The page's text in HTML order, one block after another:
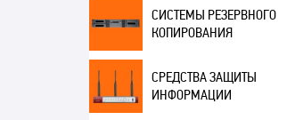
СИСТЕМЫ РЕЗЕРВНОГО
КОПИРОВАНИЯ
СРЕДСТВА ЗАЩИТЫ
ИНФОРМАЦИИ